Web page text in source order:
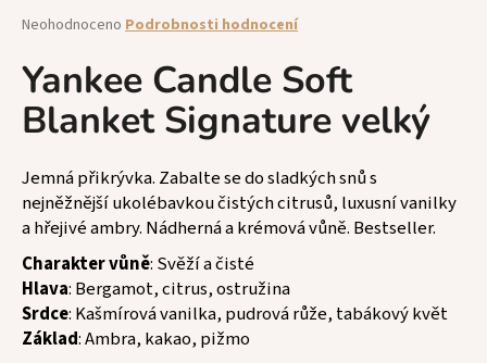
Průměrné
produktu
je
0,0
z
hvězdiček.
Neohodnoceno Podrobnosti hodnocení
Yankee Candle Soft
Blanket Signature velký
Jemná přikrývka. Zabalte se do sladkých snů s
nejněžnější ukolébavkou čistých citrusů, luxusní vanilky
a hřejivé ambry. Nádherná a krémová vůně. Bestseller.
Charakter vůně: Svěží a čisté
Hlava: Bergamot, citrus, ostružina
Srdce: Kašmírová vanilka, pudrová růže, tabákový květ
Základ: Ambra, kakao, pižmo
a
j
í
t
?
HLEDAT
D